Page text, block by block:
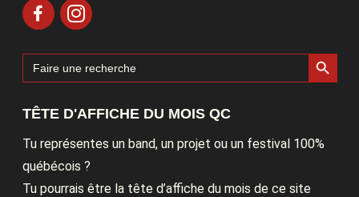
Search
for:
Search Button
TÊTE D'AFFICHE DU MOIS QC
Tu représentes un band, un projet ou un festival 100%
québécois ?
Tu pourrais être la tête d’affiche du mois de ce site